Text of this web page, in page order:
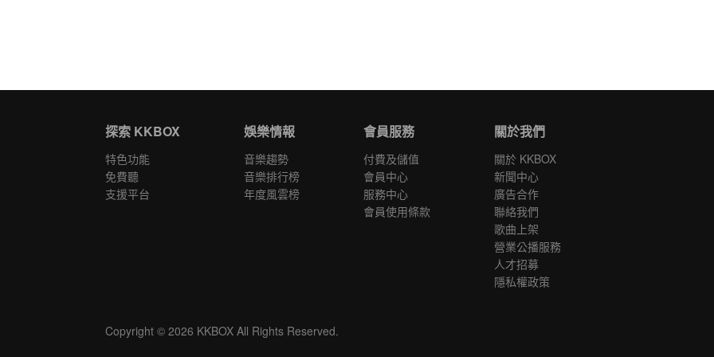
探索 KKBOX
特色功能
免費聽
支援平台
娛樂情報
音樂趨勢
音樂排行榜
年度風雲榜
會員服務
付費及儲值
會員中心
服務中心
會員使用條款
關於我們
關於 KKBOX
新聞中心
廣告合作
聯絡我們
歌曲上架
營業公播服務
人才招募
隱私權政策
Copyright © 2026 KKBOX All Rights Reserved.